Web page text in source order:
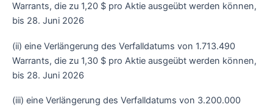
Warrants, die zu 1,20 $ pro Aktie ausgeübt werden können,
bis 28. Juni 2026
(ii) eine Verlängerung des Verfalldatums von 1.713.490
Warrants, die zu 1,30 $ pro Aktie ausgeübt werden können,
bis 28. Juni 2026
(iii) eine Verlängerung des Verfalldatums von 3.200.000